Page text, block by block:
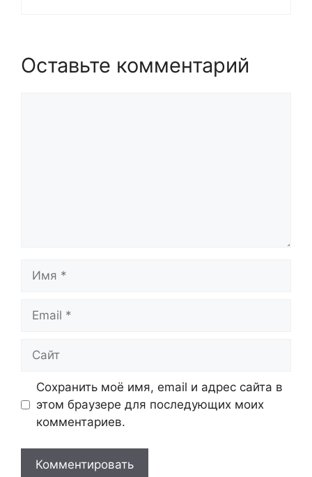
Оставьте комментарий
Сохранить моё имя, email и адрес сайта в
этом браузере для последующих моих
комментариев.